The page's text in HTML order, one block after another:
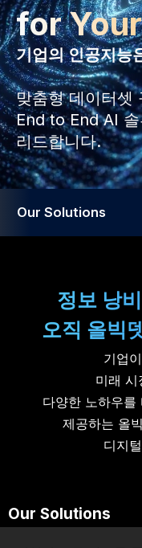
for
기업의 인공지능
맞춤형 데이터셋
End to End AI
리드합니다.
Our Solutions
정보 낭
오직 올빅
기업
미래 시
다양한 노하우
제공하는 올
디지
Our Solutions